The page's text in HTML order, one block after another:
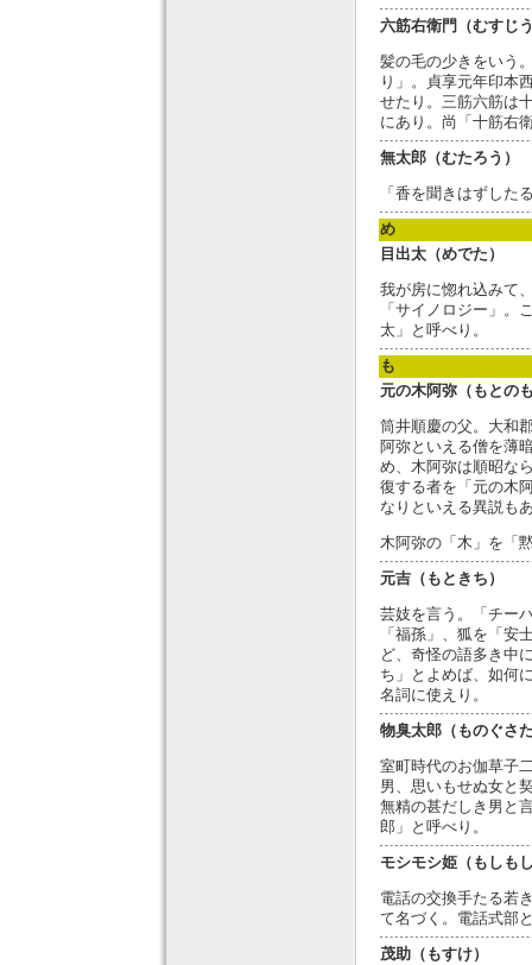
六筋右衛門（むすじ
髪の毛の少きをいう
り」。貞享元年印本
せたり。三筋六筋は
にあり。尚「十筋右
無太郎（むたろう）
「香を聞きはずした
め
目出太（めでた）
我が房に惚れ込みて
「サイノロジー」。
太」と呼べり。
も
元の木阿弥（もとの
筒井順慶の父。大和
阿弥といえる僧を薄
め、木阿弥は順昭な
復する者を「元の木
なりといえる異説も
木阿弥の「木」を「
元吉（もときち）
芸妓を言う。「チー
「福孫」、狐を「安
ど、奇怪の語多き中
ち」とよめば、如何
名詞に使えり。
物臭太郎（ものぐさ
室町時代のお伽草子
男、思いもせぬ女と
無精の甚だしき男と
郎」と呼べり。
モシモシ姫（もしも
電話の交換手たる若
て名づく。電話式部
茂助（もすけ）